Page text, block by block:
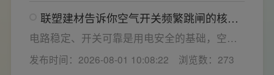
越长越好(因为铜片长度决定了插座距离的大
小，插孔间距越宽二三插同时插入越方便)。
联塑建材告诉你空气开关频繁跳闸的核心
原因与技术对策
电路稳定、开关可靠是用电安全的基础，空开
频繁跳闸大多源于电压波动、配件适配性不足
或防护结构设计缺陷。联塑建材依托成熟的电
发布时间：2026-08-01 10:08:22 浏览数：273